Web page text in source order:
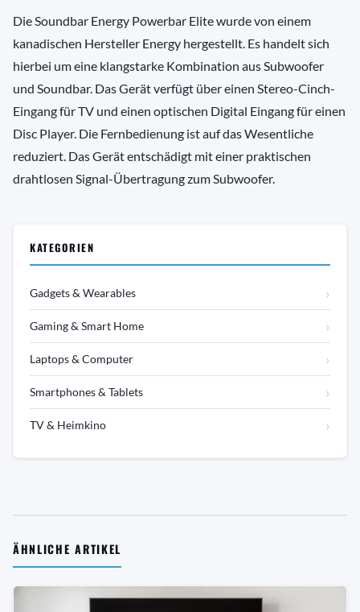
Die Soundbar Energy Powerbar Elite wurde von einem
kanadischen Hersteller Energy hergestellt. Es handelt sich
hierbei um eine klangstarke Kombination aus Subwoofer
und Soundbar. Das Gerät verfügt über einen Stereo-Cinch-
Eingang für TV und einen optischen Digital Eingang für einen
Disc Player. Die Fernbedienung ist auf das Wesentliche
reduziert. Das Gerät entschädigt mit einer praktischen
drahtlosen Signal-Übertragung zum Subwoofer.
KATEGORIEN
Gadgets & Wearables ›
Gaming & Smart Home ›
Laptops & Computer ›
Smartphones & Tablets ›
TV & Heimkino ›
ÄHNLICHE ARTIKEL